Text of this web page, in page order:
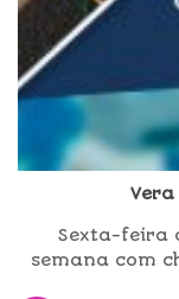
Vera
Sexta-feira
semana com